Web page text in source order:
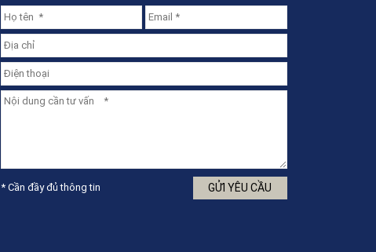
* Cần đầy đủ thông tin